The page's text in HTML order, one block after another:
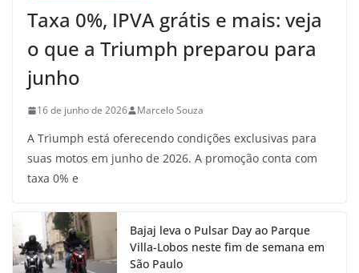
Taxa 0%, IPVA grátis e mais: veja
o que a Triumph preparou para
junho
16 de junho de 2026 Marcelo Souza
A Triumph está oferecendo condições exclusivas para
suas motos em junho de 2026. A promoção conta com
taxa 0% e
Bajaj leva o Pulsar Day ao Parque
Villa-Lobos neste fim de semana em
São Paulo